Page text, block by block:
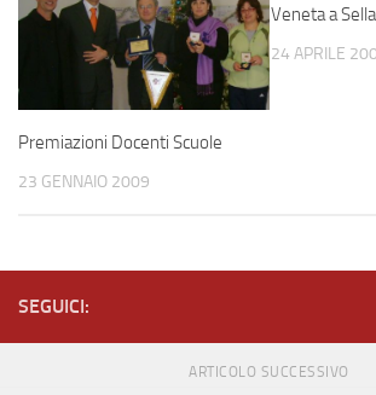
Premiazioni Docenti Scuole
23 GENNAIO 2009
Veneta a
24 APRILE
SEGUICI:
ARTICOLO SUCCESSIVO